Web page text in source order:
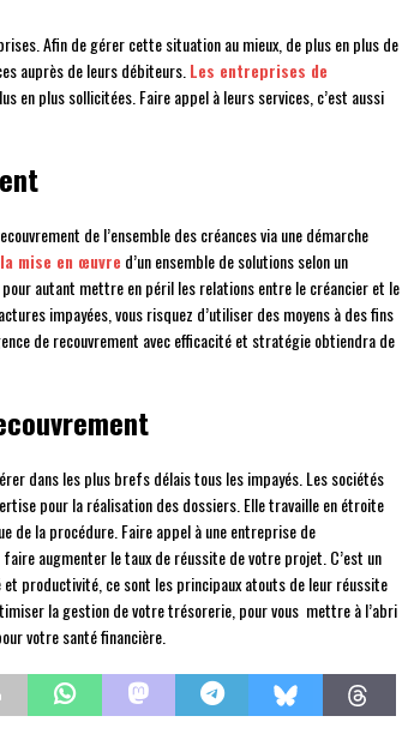
Afin de gérer cette situation au mieux, de plus en plus de
auprès de leurs débiteurs.Les entreprises de
en plus sollicitées. Faire appel à leurs services, c’est aussi
de l’ensemble des créances via une démarche
mise en œuvre d’un ensemble de solutions selon un
autant mettre en péril les relations entre le créancier et le
impayées, vous risquez d’utiliser des moyens à des fins
de recouvrement avec efficacité et stratégie obtiendra de
dans les plus brefs délais tous les impayés. Les sociétés
pour la réalisation des dossiers. Elle travaille en étroite
de la procédure. Faire appel à une entreprise de
augmenter le taux de réussite de votre projet. C’est un
productivité, ce sont les principaux atouts de leur réussite
la gestion de votre trésorerie, pour vous mettre à l’abri
votre santé financière.